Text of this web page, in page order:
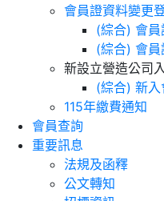
會員證資料變更
(綜合) 會
(綜合) 會員
新設立營造公司
(綜合) 新
115年繳費通知
會員查詢
重要訊息
法規及函釋
公文轉知